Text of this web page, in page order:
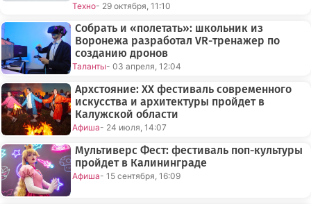
Техно- 29 октября, 11:10
Собрать и «полетать»: школьник из
Воронежа разработал VR-тренажер по
созданию дронов
Таланты- 03 апреля, 12:04
Архстояние: XX фестиваль современного
искусства и архитектуры пройдет в
Калужской области
Афиша- 24 июля, 14:07
Мультиверс Фест: фестиваль поп-культуры
пройдет в Калининграде
Афиша- 15 сентября, 16:09